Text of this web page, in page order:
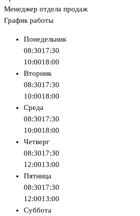
Менеджер отдела продаж
График работы
Понедельник
08:3017:30
10:0018:00
Вторник
08:3017:30
10:0018:00
Среда
08:3017:30
10:0018:00
Четверг
08:3017:30
12:0013:00
Пятница
08:3017:30
12:0013:00
Суббота